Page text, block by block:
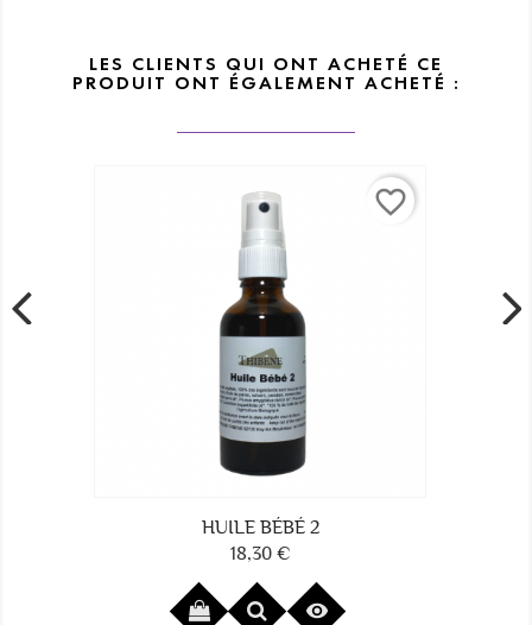
LES CLIENTS QUI ONT ACHETÉ CE
PRODUIT ONT ÉGALEMENT ACHETÉ :
HUILE BÉBÉ 2
Prix
18,30 €

favorite_border